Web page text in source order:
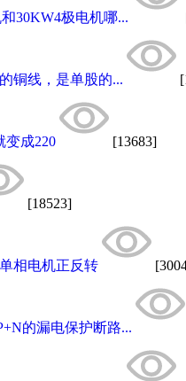
30KW4极电机哪...
铜线，是单股的...
变成220 [13683]
[18523]
相电机正反转
的漏电保护断路...